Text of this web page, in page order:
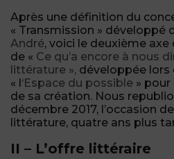
Après une définition du
« Transmission » développé
André, voici le deuxième
de « Ce qu’a encore à nous
littérature », développée lors
« l‘Espace du possible »
de sa création. Nous
décembre 2017, l’occasion
littérature, quatre ans plus
II – L’offre littéraire